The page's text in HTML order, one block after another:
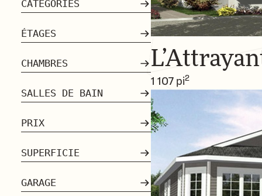
CATÉGORIES
Modulaires
Chalets
Jumelés
ÉTAGES
Plain-pied
CHAMBRES
3 et plus
SALLES DE BAIN
1
3 et plus
PRIX
150 000$ et moins
250 000$ et plus
SUPERFICIE
Moins de 1 000 pi
GARAGE
1 107 pi2